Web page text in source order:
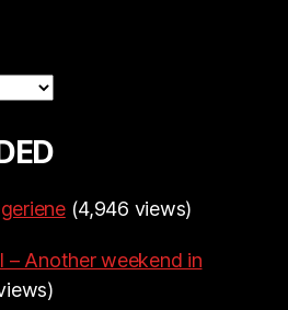
(4,946 views)
– Another weekend in